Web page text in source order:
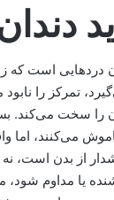
دردهایی است که
تمرکز را
را سخت می‌کند.
می‌کنند، اما
از بدن
یا مداوم شود،